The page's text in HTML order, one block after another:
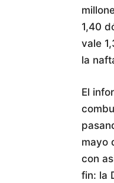
1,40
vale
la
El
mayo
con
fin: la